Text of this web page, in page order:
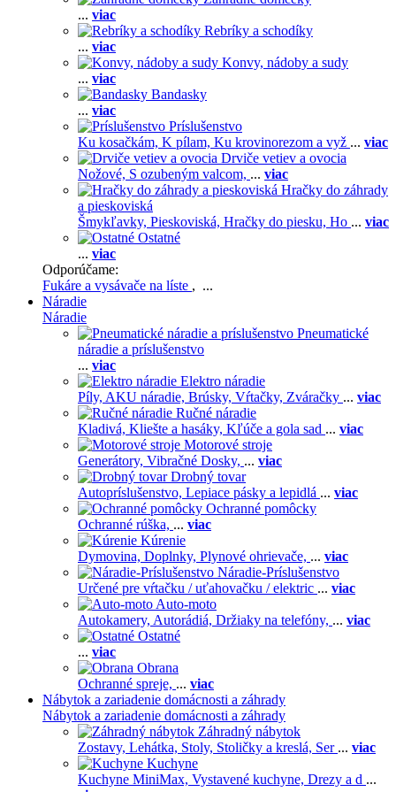
... viac
Rebríky a schodíky
... viac
Konvy, nádoby a sudy
... viac
Bandasky
... viac
Príslušenstvo
Ku kosačkám, K pílam, Ku krovinorezom a vyž ... viac
Drviče vetiev a ovocia
Nožové, S ozubeným valcom, ... viac
Hračky do záhrady
a pieskoviská
Šmykľavky, Pieskoviská, Hračky do piesku, Ho ... viac
Ostatné
... viac
Odporúčame:
Fukáre a vysávače na líste , ...
Náradie
Náradie
Pneumatické
náradie a príslušenstvo
... viac
Elektro náradie
Píly, AKU náradie, Brúsky, Vŕtačky, Zváračky ... viac
Ručné náradie
Kladivá, Kliešte a hasáky, Kľúče a gola sad ... viac
Motorové stroje
Generátory, Vibračné Dosky, ... viac
Drobný tovar
Autopríslušenstvo, Lepiace pásky a lepidlá ... viac
Ochranné pomôcky
Ochranné rúška, ... viac
Kúrenie
Dymovina, Doplnky, Plynové ohrievače, ... viac
Náradie-Príslušenstvo
Určené pre vŕtačku / uťahovačku / elektric ... viac
Auto-moto
Autokamery, Autorádiá, Držiaky na telefóny, ... viac
Ostatné
... viac
Obrana
Ochranné spreje, ... viac
Nábytok a zariadenie domácnosti a záhrady
Nábytok a zariadenie domácnosti a záhrady
Záhradný nábytok
Zostavy, Lehátka, Stoly, Stoličky a kreslá, Ser ... viac
Kuchyne
Kuchyne MiniMax, Vystavené kuchyne, Drezy a d ...